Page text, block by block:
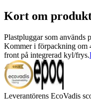
Kort om
Plastpluggar som används
Kommer i förpackning om
front på integrerad kyl/frys.
Leverantörens EcoVadis